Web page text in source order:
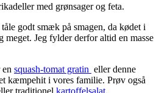
med grønsager og feta.
godt smæk på smagen, da kødet i
Jeg fylder derfor altid en masse
squash-tomat gratin eller denne
kæmpehit i vores familie. Prøv også
traditionel kartoffelsalat.